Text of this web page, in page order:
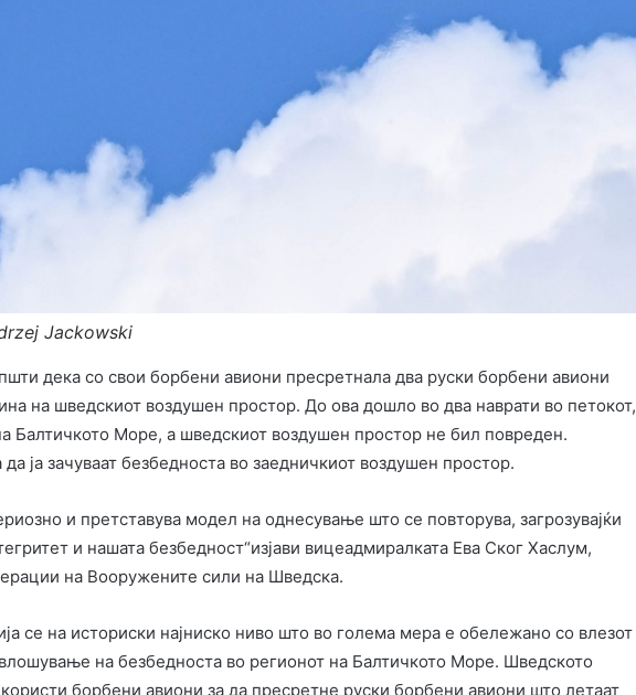
Jackowski
дека со свои борбени авиони пресретнала два руски борбени авиони
на шведскиот воздушен простор. До ова дошло во два наврати во петокот,
Балтичкото Море, а шведскиот воздушен простор не бил повреден.
ја зачуваат безбедноста во заедничкиот воздушен простор.
и претставува модел на однесување што се повторува, загрозувајќи
и нашата безбедност“изјави вицеадмиралката Ева Ског Хаслум,
на Вооружените сили на Шведска.
се на историски најниско ниво што во голема мера е обележано со влезот
на безбедноста во регионот на Балтичкото Море. Шведското
борбени авиони за да пресретне руски борбени авиони што летаат